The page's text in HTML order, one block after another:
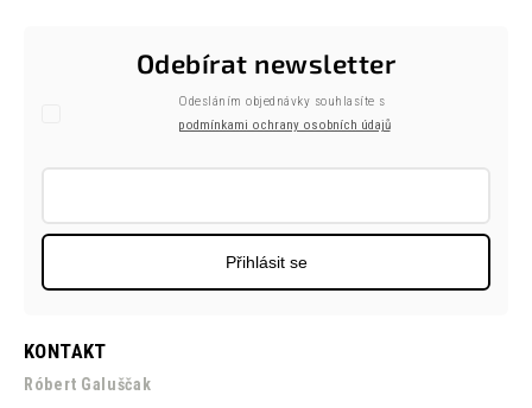
KONTAKT
Róbert Galuščak
Odebírat newsletter
Odesláním objednávky souhlasíte s
podmínkami ochrany osobních údajů
Přihlásit se